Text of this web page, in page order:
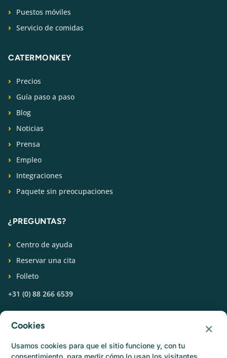
Puestos móviles
Servicio de comidas
CATERMONKEY
Precios
Guía paso a paso
Blog
Noticias
Prensa
Empleo
Integraciones
Paquete sin preocupaciones
¿PREGUNTAS?
Centro de ayuda
Reservar una cita
Folleto
+31 (0) 88 266 6539
Cookies ×
Usamos cookies para que el sitio funcione y, con tu
consentimiento, para medir cómo lo usan los visitantes.